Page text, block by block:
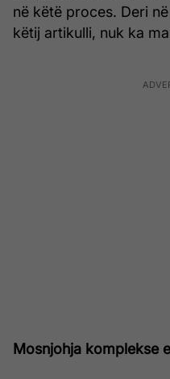
në këtë proces. Deri
këtij artikulli, nuk ka
Mosnjohja komplekse